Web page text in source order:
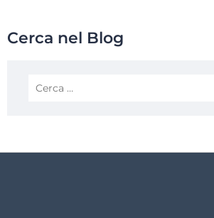
Cerca nel Blog